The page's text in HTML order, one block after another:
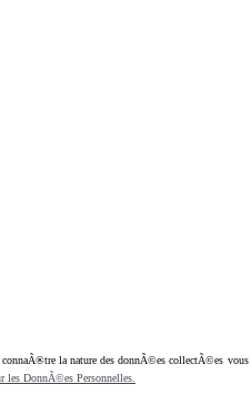
la nature des donnÃ©es collectÃ©es vous
les DonnÃ©es Personnelles.